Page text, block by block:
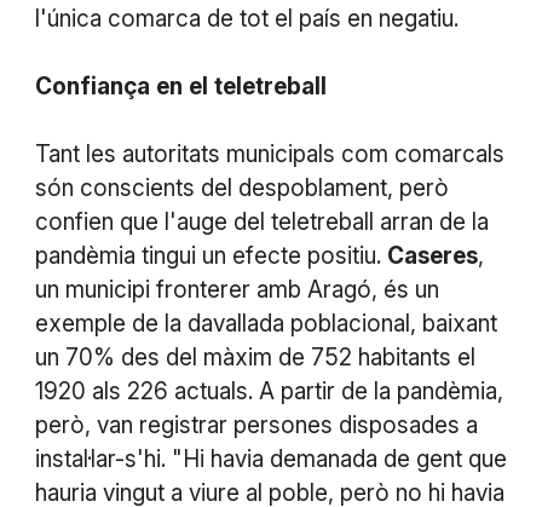
l'única comarca de tot el país en negatiu.
Confiança en el teletreball
Tant les autoritats municipals com comarcals
són conscients del despoblament, però
confien que l'auge del teletreball arran de la
pandèmia tingui un efecte positiu. Caseres,
un municipi fronterer amb Aragó, és un
exemple de la davallada poblacional, baixant
un 70% des del màxim de 752 habitants el
1920 als 226 actuals. A partir de la pandèmia,
però, van registrar persones disposades a
instal·lar-s'hi. "Hi havia demanada de gent que
hauria vingut a viure al poble, però no hi havia